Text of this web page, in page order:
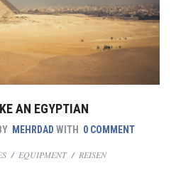
AN EGYPTIAN
MEHRDAD WITH 0 COMMENT
/ EQUIPMENT/ REISEN